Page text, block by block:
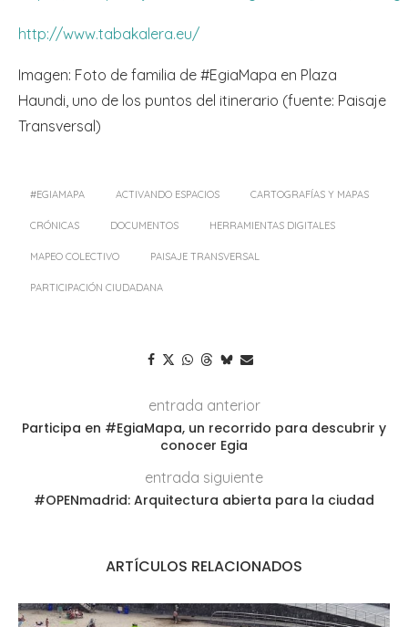
http://www.tabakalera.eu/
Imagen: Foto de familia de #EgiaMapa en Plaza
Haundi, uno de los puntos del itinerario (fuente: Paisaje
Transversal)
#EGIAMAPA ACTIVANDO ESPACIOS CARTOGRAFÍAS Y MAPAS
CRÓNICAS DOCUMENTOS HERRAMIENTAS DIGITALES
MAPEO COLECTIVO PAISAJE TRANSVERSAL
PARTICIPACIÓN CIUDADANA
entrada anterior
Participa en #EgiaMapa, un recorrido para descubrir y
conocer Egia
entrada siguiente
#OPENmadrid: Arquitectura abierta para la ciudad
ARTÍCULOS RELACIONADOS